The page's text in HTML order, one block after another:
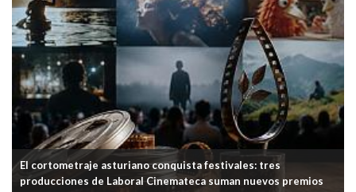
El cortometraje asturiano conquista festivales: tres
producciones de Laboral Cinemateca suman nuevos premios